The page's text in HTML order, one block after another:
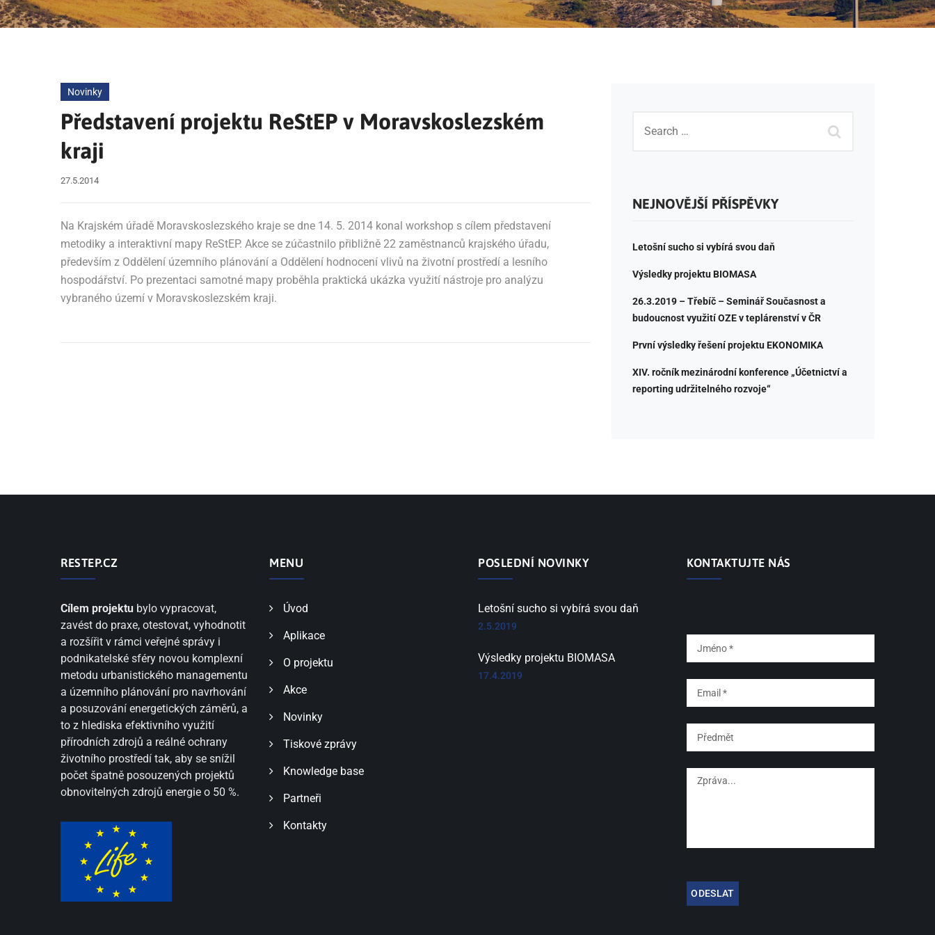
Novinky
Představení projektu ReStEP v Moravskoslezském
kraji
27.5.2014
Na Krajském úřadě Moravskoslezského kraje se dne 14. 5. 2014 konal workshop s cílem představení
metodiky a interaktivní mapy ReStEP. Akce se zúčastnilo přibližně 22 zaměstnanců krajského úřadu,
především z Oddělení územního plánování a Oddělení hodnocení vlivů na životní prostředí a lesního
hospodářství. Po prezentaci samotné mapy proběhla praktická ukázka využití nástroje pro analýzu
vybraného území v Moravskoslezském kraji.
NEJNOVĚJŠÍ PŘÍSPĚVKY
Letošní sucho si vybírá svou daň
Výsledky projektu BIOMASA
26.3.2019 – Třebíč – Seminář Současnost a
budoucnost využití OZE v teplárenství v ČR
První výsledky řešení projektu EKONOMIKA
XIV. ročník mezinárodní konference „Účetnictví a
reporting udržitelného rozvoje“
RESTEP.CZ
Cílem projektu bylo vypracovat,
zavést do praxe, otestovat, vyhodnotit
a rozšířit v rámci veřejné správy i
podnikatelské sféry novou komplexní
metodu urbanistického managementu
a územního plánování pro navrhování
a posuzování energetických záměrů, a
to z hlediska efektivního využití
přírodních zdrojů a reálné ochrany
životního prostředí tak, aby se snížil
počet špatně posouzených projektů
obnovitelných zdrojů energie o 50 %.
MENU
Úvod
Aplikace
O projektu
Akce
Novinky
Tiskové zprávy
Knowledge base
Partneři
Kontakty
POSLEDNÍ NOVINKY
Letošní sucho si vybírá svou daň
2.5.2019
Výsledky projektu BIOMASA
17.4.2019
KONTAKTUJTE NÁS